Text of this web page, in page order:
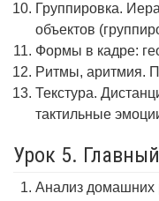
Группировка.
объектов
Формы в кадре:
Ритмы, аритмия.
Текстура.
тактильные
Урок 5.
Анализ домашних